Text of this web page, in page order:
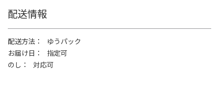
配送情報
配送方法
ゆうパック
お届け日
指定可
のし
対応可